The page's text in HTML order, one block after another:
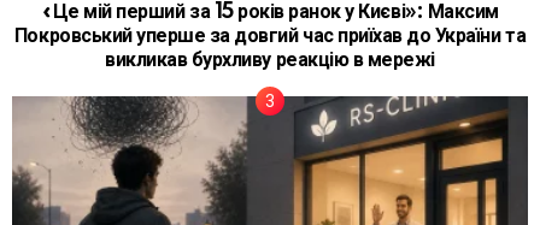
«Це мій перший за 15 років ранок у Києві»: Максим
Покровський уперше за довгий час приїхав до України та
викликав бурхливу реакцію в мережі